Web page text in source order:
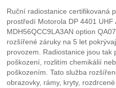
Ruční radiostanice certifikovaná
prostředí Motorola DP 4401 UHF
MDH56QCC9LA3AN option
rozšířené záruky na 5 let
provozem. Radiostanice jsou tak
poškození, rozlitím chemikálií
poškozením. Tato služba
obrazovky, rámy, kryty,